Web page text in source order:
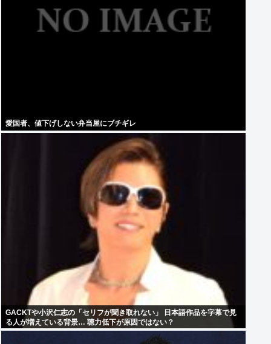
愛国者、値下げしない弁当屋にブチギレ
GACKTや小沢仁志の「セリフが聞き取れない」 日本語作品を字幕で見
る人が増えている背景… 聴力低下が原因ではない？